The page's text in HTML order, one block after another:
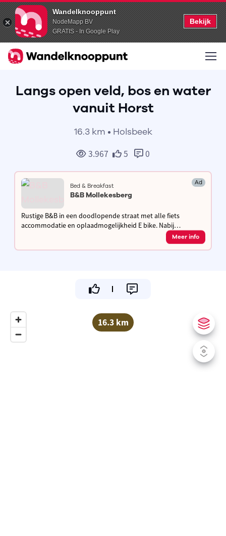
Wandelknooppunt
NodeMapp BV
GRATIS - In Google Play
Bekijk
Langs open veld, bos en water
vanuit Horst
16.3 km • Holsbeek
3.967 5 0
Bed & Breakfast Ad
B&B Mollekesberg
Rustige B&B in een doodlopende straat met alle fiets
accommodatie en oplaadmogelijkheid E bike. Nabij
Meer info
16.3 km